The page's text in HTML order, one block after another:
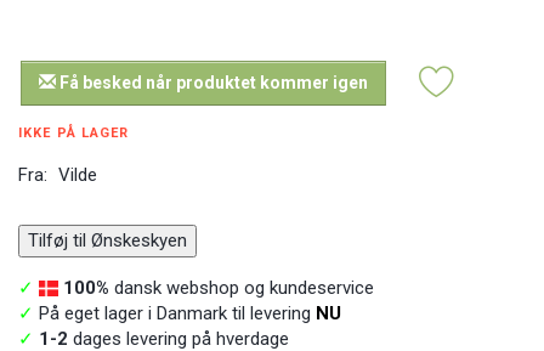
Få besked når produktet kommer igen
IKKE PÅ LAGER
Fra: Vilde
Tilføj til Ønskeskyen
✓ 100% dansk webshop og kundeservice
✓ På eget lager i Danmark til levering NU
✓ 1-2 dages levering på hverdage